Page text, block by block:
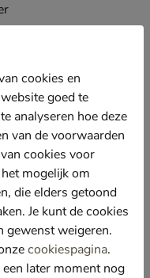
details voor de
betere
biedt
met textielen upper
van optimale
met gumsole-
voor uitstekende
cookies en
goed te
analyseren hoe deze
van de voorwaarden
cookies voor
mogelijk om
die elders getoond
Je kunt de cookies
gewenst weigeren.
cookiespagina.
later moment nog